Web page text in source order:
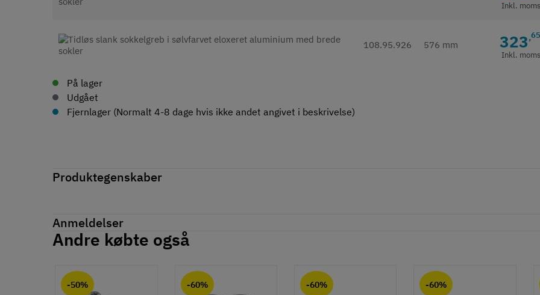
Inkl. moms
108.95.926 576 mm 323,65
Inkl. moms
På lager
Udgået
Fjernlager (Normalt 4-8 dage hvis ikke andet angivet i beskrivelse)
Produktegenskaber
Produktinformation
Aluminium
Overflade
Anmeldelser
Andre købte også
-50% -60% -60% -60%